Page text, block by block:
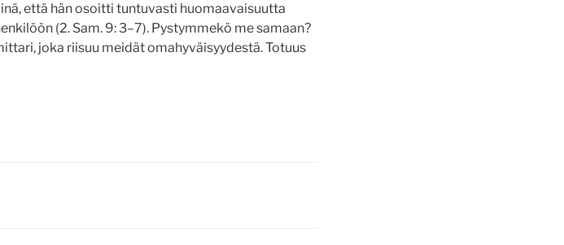
että hän osoitti tuntuvasti huomaavaisuutta
(2. Sam. 9: 3–7). Pystymmekö me samaan?
joka riisuu meidät omahyväisyydestä. Totuus